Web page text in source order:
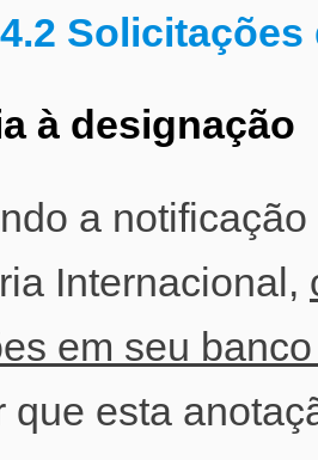
à designação
a
Internacional,
em seu
que esta